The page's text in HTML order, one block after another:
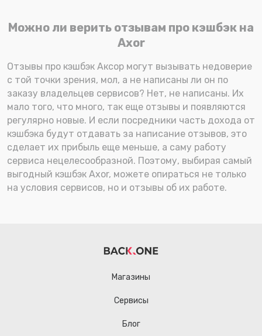
Можно ли верить отзывам про кэшбэк на
Axor
Отзывы про кэшбэк Аксор могут вызывать недоверие
с той точки зрения, мол, а не написаны ли он по
заказу владельцев сервисов? Нет, не написаны. Их
мало того, что много, так еще отзывы и появляются
регулярно новые. И если посредники часть дохода от
кэшбэка будут отдавать за написание отзывов, это
сделает их прибыль еще меньше, а саму работу
сервиса нецелесообразной. Поэтому, выбирая самый
выгодный кэшбэк Axor, можете опираться не только
на условия сервисов, но и отзывы об их работе.
Магазины
Сервисы
Блог